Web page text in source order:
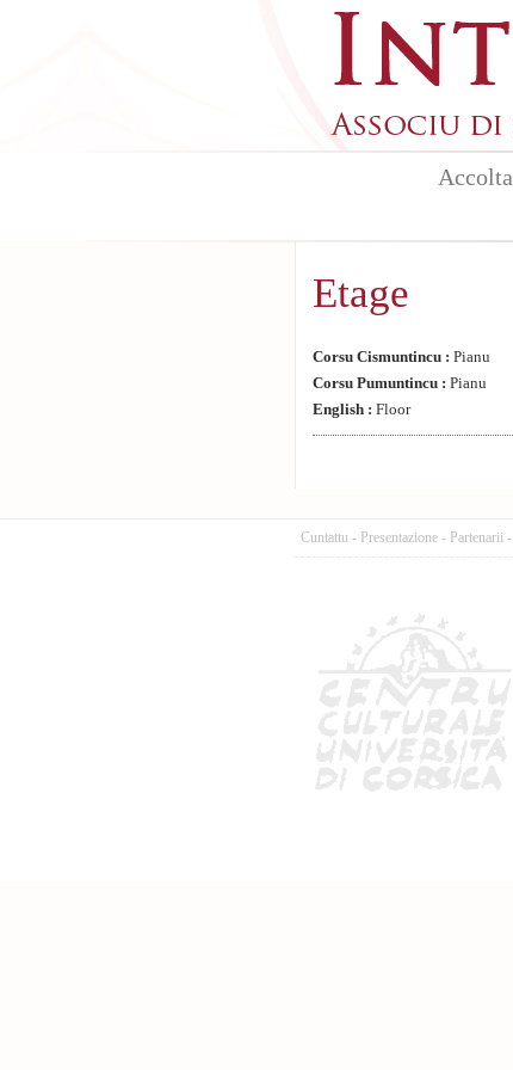
Accolta
Etage
Corsu Cismuntincu : Pianu
Corsu Pumuntincu : Pianu
English : Floor
Cuntattu - Presentazione - Partenarii -